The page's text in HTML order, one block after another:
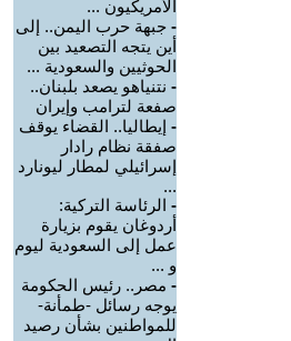
الأمريكيون ...
- جبهة حرب اليمن.. إلى
أين يتجه التصعيد بين
الحوثيين والسعودية ...
- نتنياهو يصعد بلبنان..
صفعة لترامب وإيران
- إيطاليا.. القضاء يوقف
صفقة نظام رادار
إسرائيلي لمطار ليونارد
...
- الرئاسة التركية:
أردوغان يقوم بزيارة
عمل إلى السعودية ليوم
و ...
- مصر.. رئيس الحكومة
يوجه رسائل -طمأنة-
للمواطنين بشأن رصيد